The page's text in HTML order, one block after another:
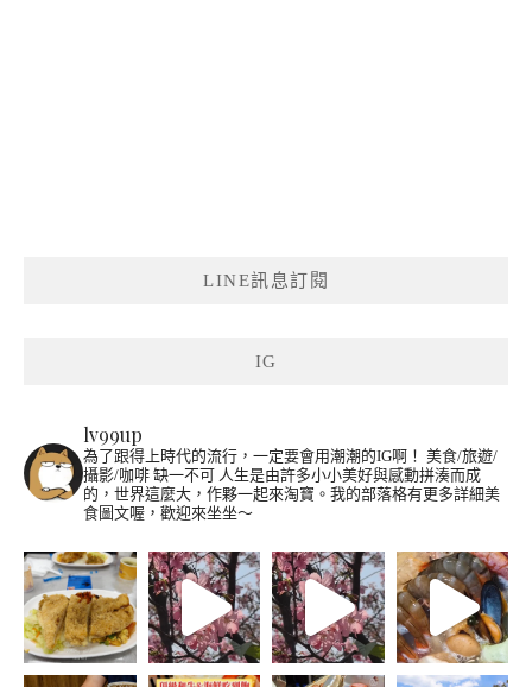
LINE訊息訂閱
IG
lv99up
為了跟得上時代的流行，一定要會用潮潮的IG啊！ 美食/旅遊/
攝影/咖啡 缺一不可 人生是由許多小小美好與感動拼湊而成
的，世界這麼大，作夥一起來淘寶。我的部落格有更多詳細美
食圖文喔，歡迎來坐坐～